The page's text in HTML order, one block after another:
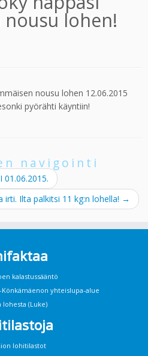
lohen!
nousu lohen 12.06.2015
pyörähti käyntiin!
navigointi
01.06.2015.
irti. Ilta palkitsi 11 kg:n lohella! →
kalastussääntö
yhteislupa-alue
lohesta (Luke)
lohitilastot